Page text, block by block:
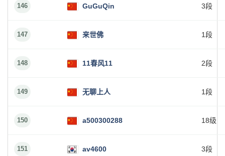
146 GuGuQin 3段
147 来世佛 1段
148 11春风11 2段
149 无聊上人 1段
150 a500300288 18级
151 av4600 3段